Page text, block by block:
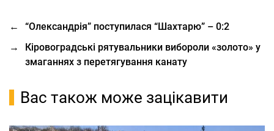
←
“Олександрія” поступилася “Шахтарю” – 0:2
→
Кіровоградські рятувальники вибороли «золото» у
змаганнях з перетягування канату
Вас також може зацікавити